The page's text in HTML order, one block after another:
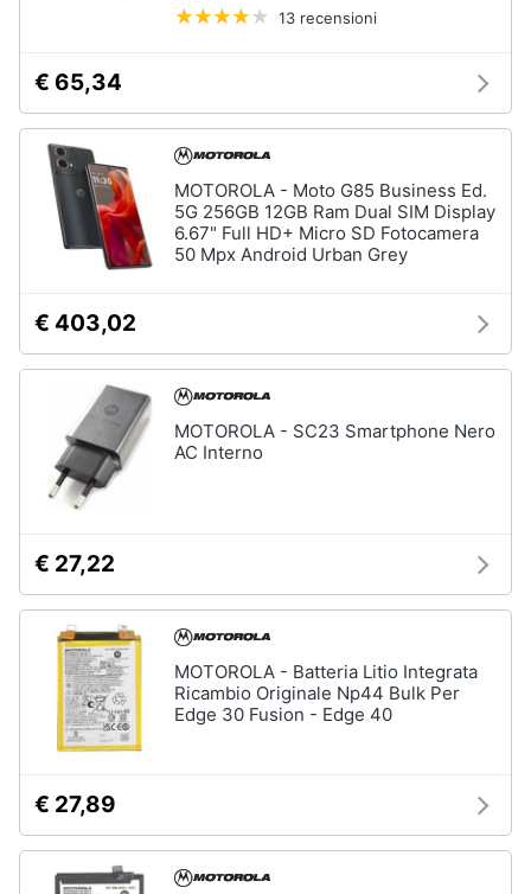
13 recensioni
€ 65,34
MOTOROLA - Moto G85 Business Ed.
5G 256GB 12GB Ram Dual SIM Display
6.67" Full HD+ Micro SD Fotocamera
50 Mpx Android Urban Grey
€ 403,02
MOTOROLA - SC23 Smartphone Nero
AC Interno
€ 27,22
MOTOROLA - Batteria Litio Integrata
Ricambio Originale Np44 Bulk Per
Edge 30 Fusion - Edge 40
€ 27,89